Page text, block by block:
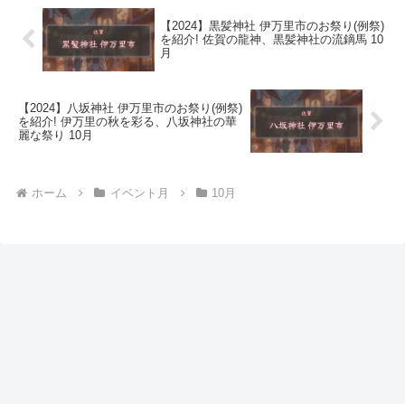
【2024】黒髪神社 伊万里市のお祭り(例祭)
を紹介! 佐賀の龍神、黒髪神社の流鏑馬 10
月
【2024】八坂神社 伊万里市のお祭り(例祭)
を紹介! 伊万里の秋を彩る、八坂神社の華
麗な祭り 10月
ホーム イベント月 10月